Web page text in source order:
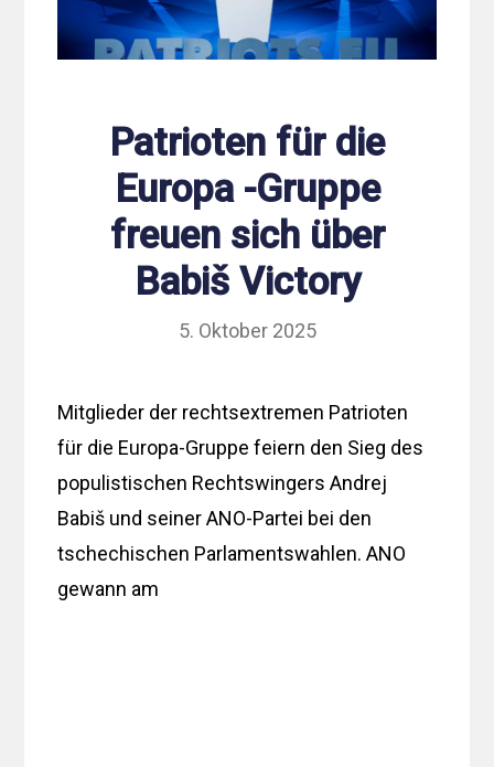
Patrioten für die
Europa -Gruppe
freuen sich über
Babiš Victory
5. Oktober 2025
Mitglieder der rechtsextremen Patrioten
für die Europa-Gruppe feiern den Sieg des
populistischen Rechtswingers Andrej
Babiš und seiner ANO-Partei bei den
tschechischen Parlamentswahlen. ANO
gewann am